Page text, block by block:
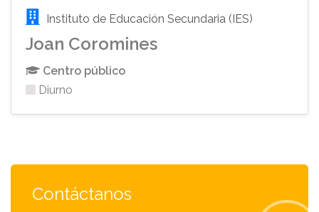
Instituto de Educación Secundaria (IES)
Joan Coromines
Centro público
Diurno
Contáctanos